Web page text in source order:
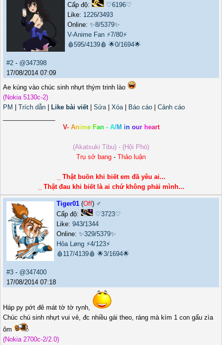
Cấp độ:
♡6196♡
Like: 1226/3493
Online: ✨8/5379✨
V-Anime Fan ⚡7/80⚡
🩸595/4139🩸 🌟0/1694🌟
#2 - @347398
17/08/2014 07:09
Ae kùng vào chúc sinh nhựt thým trinh lào
(Nokia 5130c-2)
PM
Trích dẫn Like bài viết| Sửa| Xóa| Báo cáo
Cảnh cáo
V- Anime Fan - A/M in our heart
(Akatsuki Tibu) - (Hội Phó)
Trụ sở bang - Thảo luận
_ Thật buồn khi biết em đã yêu ai...
_ Thật đau khi biết là ai chứ không phải mình...
Tiger01 (Off) ♂️
Cấp độ:
♡3723♡
Like:943/1344
Online:✨329/5379✨
Hỏa Løng ⚡4/123⚡
🩸117/4139🩸 🌟3/1694🌟
#3 - @347400
17/08/2014 07:18
Háp py pớt đê mát tờ tờ rynh,
Chúc chú sinh nhựt vui vẻ, đc nhiều gái theo, ráng mà kím 1 con gấu zìa
ôm
(Nokia 2700c-2/2.0)